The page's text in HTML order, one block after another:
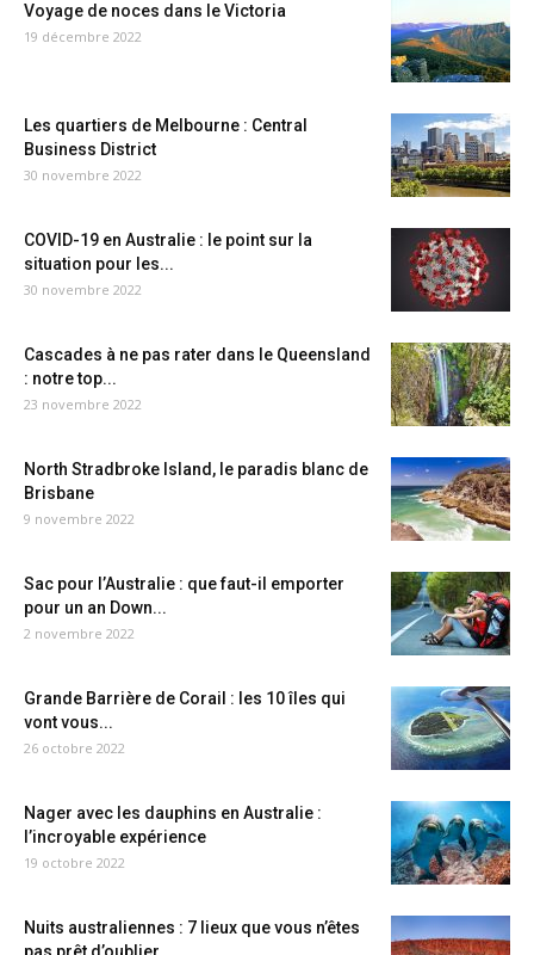
Voyage de noces dans le Victoria
19 décembre 2022
Les quartiers de Melbourne : Central
Business District
30 novembre 2022
COVID-19 en Australie : le point sur la
situation pour les...
30 novembre 2022
Cascades à ne pas rater dans le Queensland
: notre top...
23 novembre 2022
North Stradbroke Island, le paradis blanc de
Brisbane
9 novembre 2022
Sac pour l’Australie : que faut-il emporter
pour un an Down...
2 novembre 2022
Grande Barrière de Corail : les 10 îles qui
vont vous...
26 octobre 2022
Nager avec les dauphins en Australie :
l’incroyable expérience
19 octobre 2022
Nuits australiennes : 7 lieux que vous n’êtes